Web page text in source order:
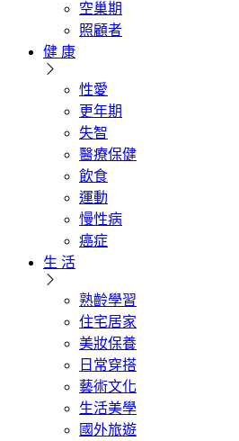
空巢期
照顧者
健 康
性愛
更年期
失智
醫療保健
飲食
運動
慢性病
癌症
生 活
熟齡學習
住宅居家
美妝保養
日常穿搭
藝術文化
生活美學
國外旅遊